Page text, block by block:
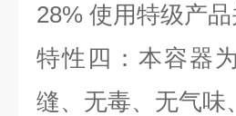
28% 使用特级产
特性四：本容器
缝、无毒、无气味